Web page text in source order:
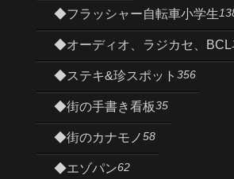
◆フラッシャー自転車小学生
◆オーディオ、ラジカセ、BCL
◆ステキ&珍スポット 356
◆街の手書き看板35
◆街のカナモノ58
◆エゾパン62